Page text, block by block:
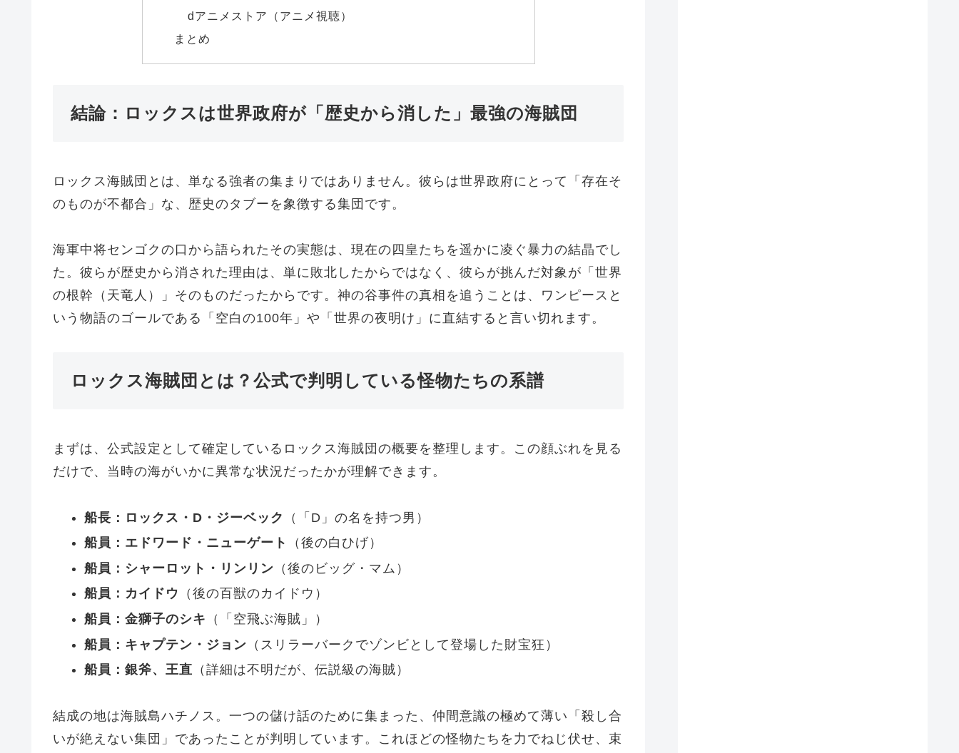
dアニメストア（アニメ視聴）
まとめ
結論：ロックスは世界政府が「歴史から消した」最強の海賊団
ロックス海賊団とは、単なる強者の集まりではありません。彼らは世界政府にとって「存在そ
のものが不都合」な、歴史のタブーを象徴する集団です。
海軍中将センゴクの口から語られたその実態は、現在の四皇たちを遥かに凌ぐ暴力の結晶でし
た。彼らが歴史から消された理由は、単に敗北したからではなく、彼らが挑んだ対象が「世界
の根幹（天竜人）」そのものだったからです。神の谷事件の真相を追うことは、ワンピースと
いう物語のゴールである「空白の100年」や「世界の夜明け」に直結すると言い切れます。
ロックス海賊団とは？公式で判明している怪物たちの系譜
まずは、公式設定として確定しているロックス海賊団の概要を整理します。この顔ぶれを見る
だけで、当時の海がいかに異常な状況だったかが理解できます。
船長：ロックス・D・ジーベック
（「D」の名を持つ男）
船員：エドワード・ニューゲート
（後の白ひげ）
船員：シャーロット・リンリン （後のビッグ・マム）
船員：カイドウ （後の百獣のカイドウ）
船員：金獅子のシキ （「空飛ぶ海賊」）
船員：キャプテン・ジョン （スリラーバークでゾンビとして登場した財宝狂）
船員：銀斧、王直 （詳細は不明だが、伝説級の海賊）
結成の地は海賊島ハチノス。一つの儲け話のために集まった、仲間意識の極めて薄い「殺し合
いが絶えない集団」であったことが判明しています。これほどの怪物たちを力でねじ伏せ、束